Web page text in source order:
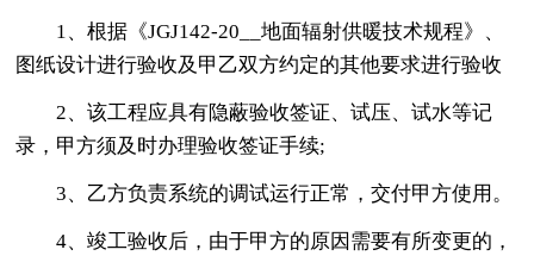
1、根据《JGJ142-20__地面辐射供暖技术规程》、
图纸设计进行验收及甲乙双方约定的其他要求进行验收
2、该工程应具有隐蔽验收签证、试压、试水等记
录，甲方须及时办理验收签证手续;
3、乙方负责系统的调试运行正常，交付甲方使用。
4、竣工验收后，由于甲方的原因需要有所变更的，